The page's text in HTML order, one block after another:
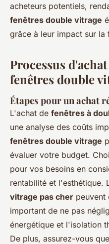
acheteurs potentiels,
fenêtres double vitrage
grâce à leur impact sur la
Processus
fenêtres double
Étapes pour un achat
L'achat de fenêtres à
une analyse des coûts
fenêtres double vitrage
évaluer votre budget.
pour vos besoins en
rentabilité et l'esthétique.
vitrage pas cher peuvent
important de ne pas
énergétique et l'isolation
De plus, assurez-vous